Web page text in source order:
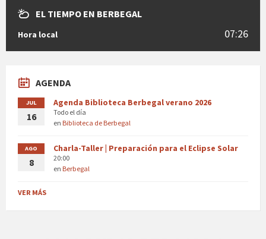
EL TIEMPO EN BERBEGAL
Hora local 07:26
AGENDA
JUL
16
Agenda Biblioteca Berbegal verano 2026
Todo el día
en Biblioteca de Berbegal
AGO
8
Charla-Taller | Preparación para el Eclipse Solar
20:00
en Berbegal
VER MÁS